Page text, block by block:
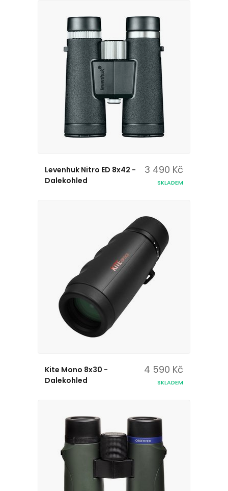
Levenhuk Nitro ED 8x42 -
Dalekohled
3 490 Kč
SKLADEM
Kite Mono 8x30 -
Dalekohled
4 590 Kč
SKLADEM